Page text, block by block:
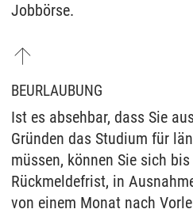
Jobbörse.
BEURLAUBUNG
Ist es absehbar, dass Sie
Gründen das Studium für
müssen, können Sie sich
Rückmeldefrist, in
von einem Monat nach